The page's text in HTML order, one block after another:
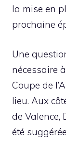
la mise en
prochaine
Une
nécessaire
Coupe de
lieu. Aux
de Valence,
été